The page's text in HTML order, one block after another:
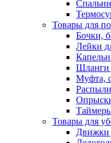
Товары для
Бочки,
Лейки
Шланги
Муфта,
Товары для
Движки